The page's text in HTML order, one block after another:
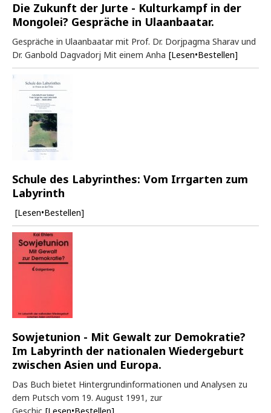
Die Zukunft der Jurte - Kulturkampf in der
Mongolei? Gespräche in Ulaanbaatar.
Gespräche in Ulaanbaatar mit Prof. Dr. Dorjpagma Sharav und
Dr. Ganbold Dagvadorj Mit einem Anha [Lesen•Bestellen]
Schule des Labyrinthes: Vom Irrgarten zum
Labyrinth
[Lesen•Bestellen]
Sowjetunion - Mit Gewalt zur Demokratie?
Im Labyrinth der nationalen Wiedergeburt
zwischen Asien und Europa.
Das Buch bietet Hintergrundinformationen und Analysen zu
dem Putsch vom 19. August 1991, zur